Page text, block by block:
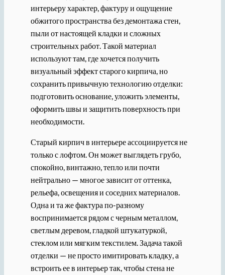
интерьеру характер, фактуру и ощущение
обжитого пространства без демонтажа стен,
пыли от настоящей кладки и сложных
строительных работ. Такой материал
используют там, где хочется получить
визуальный эффект старого кирпича, но
сохранить привычную технологию отделки:
подготовить основание, уложить элементы,
оформить швы и защитить поверхность при
необходимости.
Старый кирпич в интерьере ассоциируется не
только с лофтом. Он может выглядеть грубо,
спокойно, винтажно, тепло или почти
нейтрально — многое зависит от оттенка,
рельефа, освещения и соседних материалов.
Одна и та же фактура по-разному
воспринимается рядом с черным металлом,
светлым деревом, гладкой штукатуркой,
стеклом или мягким текстилем. Задача такой
отделки — не просто имитировать кладку, а
встроить ее в интерьер так, чтобы стена не